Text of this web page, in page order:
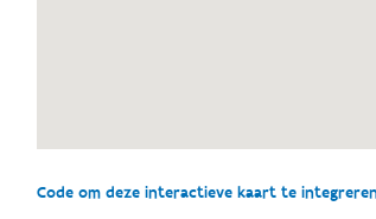
Code om deze interactieve kaart te